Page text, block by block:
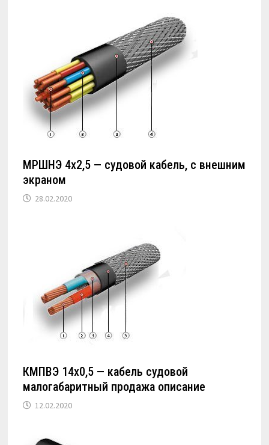
МРШНЭ 4х2,5 — судовой кабель, с внешним
экраном
28.02.2020
КМПВЭ 14х0,5 — кабель судовой
малогабаритный продажа описание
12.02.2020